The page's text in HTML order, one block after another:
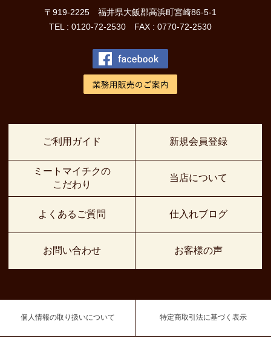
〒919-2225 福井県大飯郡高浜町宮崎86-5-1
TEL : 0120-72-2530 FAX : 0770-72-2530
ご利用ガイド
ミートマイチクの
こだわり
よくあるご質問
お問い合わせ
新規会員登録
当店について
仕入れブログ
お客様の声
個人情報の取り扱いについて 特定商取引法に基づく表示